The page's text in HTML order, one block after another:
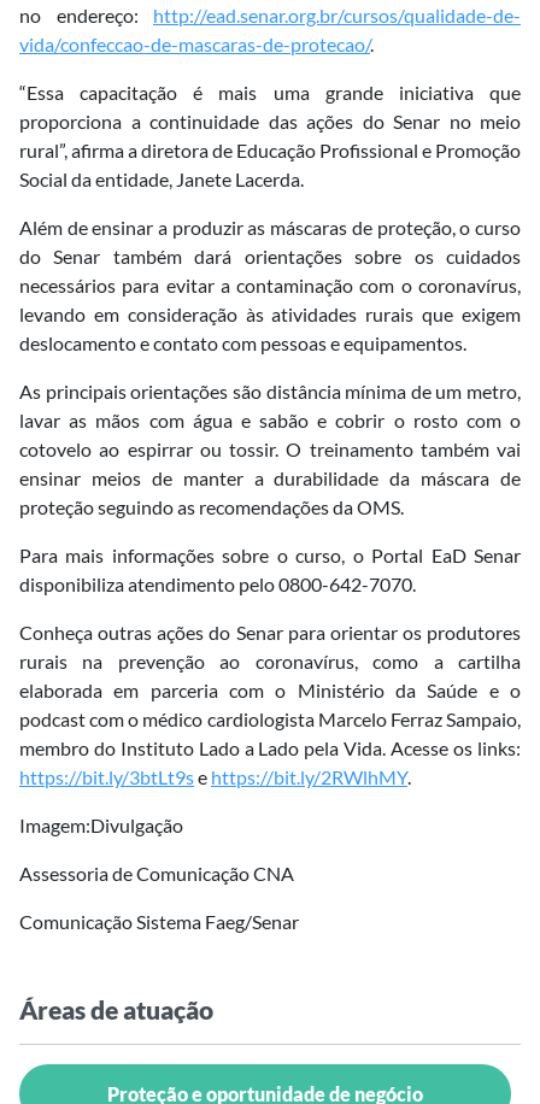
no endereço: http://ead.senar.org.br/cursos/qualidade-de-
vida/confeccao-de-mascaras-de-protecao/.
“Essa capacitação é mais uma grande iniciativa que
proporciona a continuidade das ações do Senar no meio
rural”, afirma a diretora de Educação Profissional e Promoção
Social da entidade, Janete Lacerda.
Além de ensinar a produzir as máscaras de proteção, o curso
do Senar também dará orientações sobre os cuidados
necessários para evitar a contaminação com o coronavírus,
levando em consideração às atividades rurais que exigem
deslocamento e contato com pessoas e equipamentos.
As principais orientações são distância mínima de um metro,
lavar as mãos com água e sabão e cobrir o rosto com o
cotovelo ao espirrar ou tossir. O treinamento também vai
ensinar meios de manter a durabilidade da máscara de
proteção seguindo as recomendações da OMS.
Para mais informações sobre o curso, o Portal EaD Senar
disponibiliza atendimento pelo 0800-642-7070.
Conheça outras ações do Senar para orientar os produtores
rurais na prevenção ao coronavírus, como a cartilha
elaborada em parceria com o Ministério da Saúde e o
podcast com o médico cardiologista Marcelo Ferraz Sampaio,
membro do Instituto Lado a Lado pela Vida. Acesse os links:
https://bit.ly/3btLt9se https://bit.ly/2RWlhMY.
Imagem:Divulgação
Assessoria de Comunicação CNA
Comunicação Sistema Faeg/Senar
Áreas de atuação
Proteção e oportunidade de negócio